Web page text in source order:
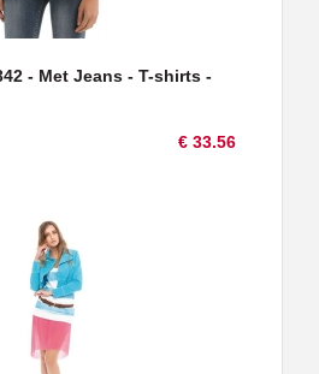
- Met Jeans - T-shirts -
€ 33.56